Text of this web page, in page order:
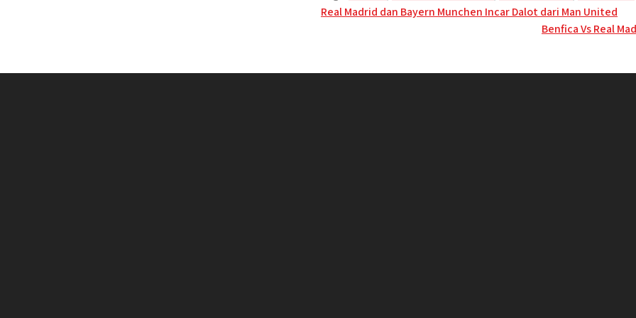
Post
Real Madrid dan Bayern Munchen Incar Dalot dari Man United
Benfica Vs Real